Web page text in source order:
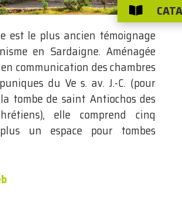
est le plus ancien témoignage
en Sardaigne. Aménagée
communication des chambres
du Ve s. av. J.-C. (pour
tombe de saint Antiochos des
elle comprend cinq
un espace pour tombes
